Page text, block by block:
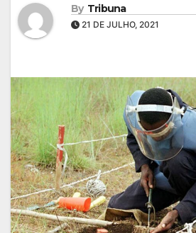
By Tribuna
21 DE JULHO, 2021